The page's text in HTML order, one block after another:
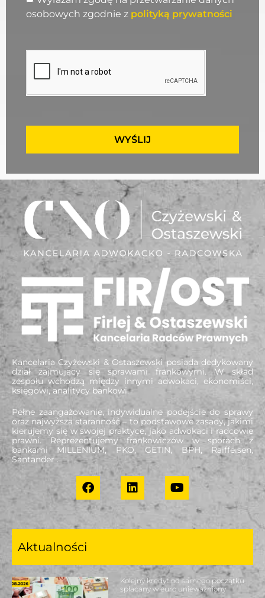
osobowych zgodnie z polityką prywatności
WYŚLIJ
Kancelaria Czyżewski & Ostaszewski posiada dedykowany
dział zajmujący się sprawami frankowymi. W skład
zespołu wchodzą między innymi adwokaci, ekonomiści,
księgowi, analitycy bankowi.
Pełne zaangażowanie, indywidualne podejście do sprawy
oraz najwyższa staranność – to podstawowe zasady, jakimi
kierujemy się w swojej praktyce, jako adwokaci i radcowie
prawni. Reprezentujemy frankowiczów w sporach z
bankami MILLENIUM, PKO, GETIN, BPH, Raiffeisen,
Santander .
Aktualności
Kolejny kredyt od samego początku
spłacany w euro unieważniony